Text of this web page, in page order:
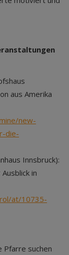
aus Amerika
new-
die-
Innsbruck):
in
at/10735-
Pfarre suchen